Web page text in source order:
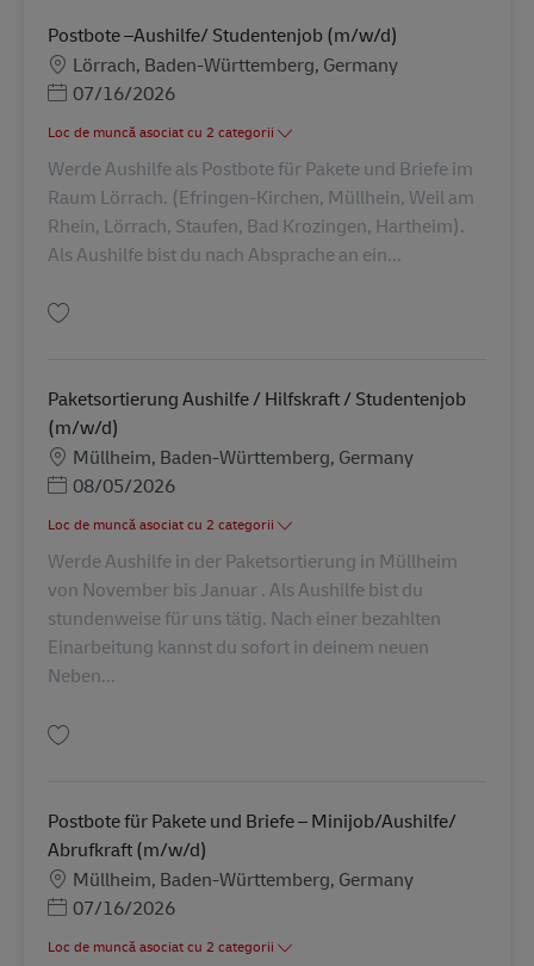
Postbote –Aushilfe/ Studentenjob (m/w/d)
Locație
Lörrach, Baden-Württemberg, Germany
Posted Date
07/16/2026
Loc de muncă asociat cu 2 categorii
Werde Aushilfe als Postbote für Pakete und Briefe im
Raum Lörrach. (Efringen-Kirchen, Müllhein, Weil am
Rhein, Lörrach, Staufen, Bad Krozingen, Hartheim).
Als Aushilfe bist du nach Absprache an ein...
Paketsortierung Aushilfe / Hilfskraft / Studentenjob
(m/w/d)
Locație
Müllheim, Baden-Württemberg, Germany
Posted Date
08/05/2026
Loc de muncă asociat cu 2 categorii
Werde Aushilfe in der Paketsortierung in Müllheim
von November bis Januar . Als Aushilfe bist du
stundenweise für uns tätig. Nach einer bezahlten
Einarbeitung kannst du sofort in deinem neuen
Neben...
Postbote für Pakete und Briefe – Minijob/Aushilfe/
Abrufkraft (m/w/d)
Locație
Müllheim, Baden-Württemberg, Germany
Posted Date
07/16/2026
Loc de muncă asociat cu 2 categorii